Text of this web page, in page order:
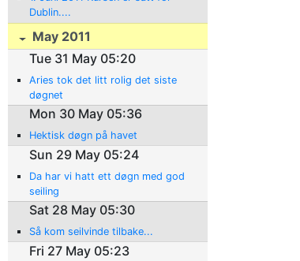
Dublin....
May 2011
Tue 31 May 05:20
Aries tok det litt rolig det siste
døgnet
Mon 30 May 05:36
Hektisk døgn på havet
Sun 29 May 05:24
Da har vi hatt ett døgn med god
seiling
Sat 28 May 05:30
Så kom seilvinde tilbake...
Fri 27 May 05:23